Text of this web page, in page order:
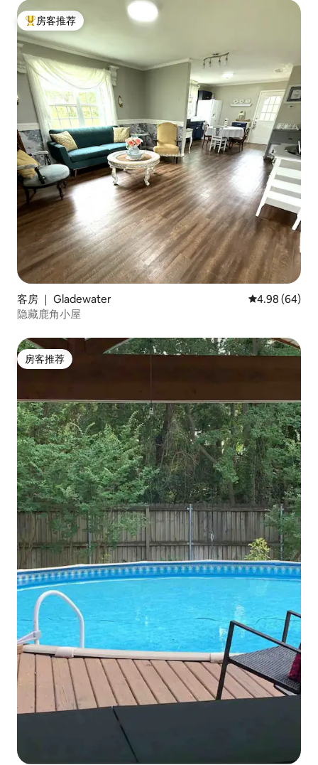
热门「房客推荐」
房客推荐
客房 ｜ Gladewater 平均评分 4.98
4.98 (64)
隐藏鹿角小屋
房客推荐
房客推荐